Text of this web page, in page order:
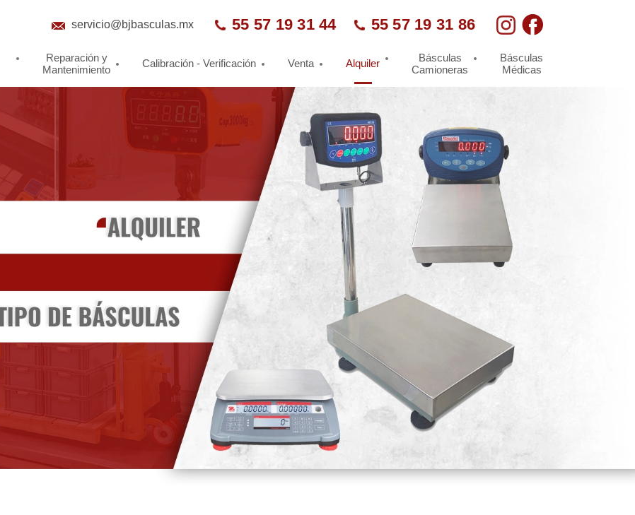
servicio@bjbasculas.mx 55 57 19 31 44 55 57 19 31 86
Reparación y
Mantenimiento
Calibración - Verificación Venta Alquiler
Básculas
Camioneras
Básculas
Médicas